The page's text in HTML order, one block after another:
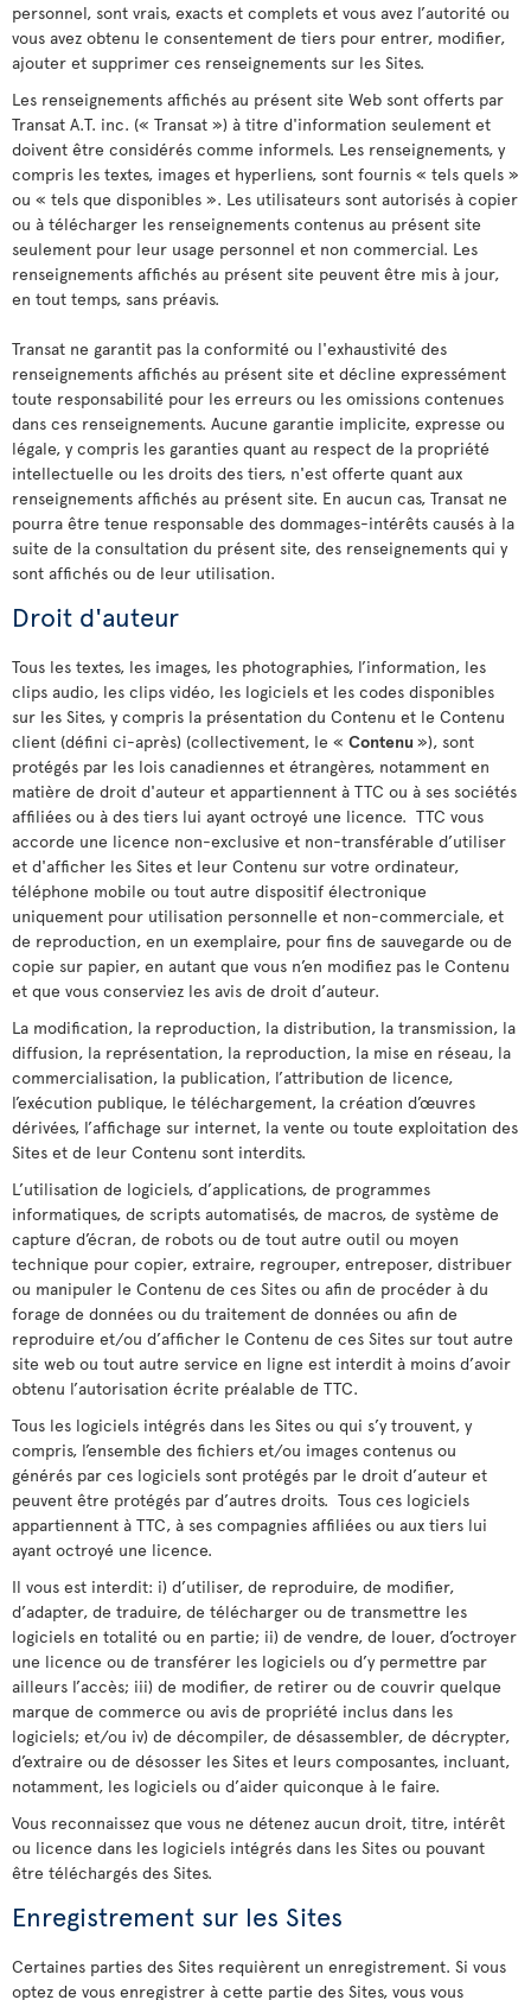
personnel, sont vrais, exacts et complets et vous avez l’autorité ou
vous avez obtenu le consentement de tiers pour entrer, modifier,
ajouter et supprimer ces renseignements sur les Sites.
Les renseignements affichés au présent site Web sont offerts par
Transat A.T. inc. (« Transat ») à titre d'information seulement et
doivent être considérés comme informels. Les renseignements, y
compris les textes, images et hyperliens, sont fournis « tels quels »
ou « tels que disponibles ». Les utilisateurs sont autorisés à copier
ou à télécharger les renseignements contenus au présent site
seulement pour leur usage personnel et non commercial. Les
renseignements affichés au présent site peuvent être mis à jour,
en tout temps, sans préavis.
Transat ne garantit pas la conformité ou l'exhaustivité des
renseignements affichés au présent site et décline expressément
toute responsabilité pour les erreurs ou les omissions contenues
dans ces renseignements. Aucune garantie implicite, expresse ou
légale, y compris les garanties quant au respect de la propriété
intellectuelle ou les droits des tiers, n'est offerte quant aux
renseignements affichés au présent site. En aucun cas, Transat ne
pourra être tenue responsable des dommages-intérêts causés à la
suite de la consultation du présent site, des renseignements qui y
sont affichés ou de leur utilisation.
Droit d'auteur
Tous les textes, les images, les photographies, l’information, les
clips audio, les clips vidéo, les logiciels et les codes disponibles
sur les Sites, y compris la présentation du Contenu et le Contenu
client (défini ci-après) (collectivement, le « Contenu »), sont
protégés par les lois canadiennes et étrangères, notamment en
matière de droit d'auteur et appartiennent à TTC ou à ses sociétés
affiliées ou à des tiers lui ayant octroyé une licence. TTC vous
accorde une licence non-exclusive et non-transférable d’utiliser
et d'afficher les Sites et leur Contenu sur votre ordinateur,
téléphone mobile ou tout autre dispositif électronique
uniquement pour utilisation personnelle et non-commerciale, et
de reproduction, en un exemplaire, pour fins de sauvegarde ou de
copie sur papier, en autant que vous n’en modifiez pas le Contenu
et que vous conserviez les avis de droit d’auteur.
La modification, la reproduction, la distribution, la transmission, la
diffusion, la représentation, la reproduction, la mise en réseau, la
commercialisation, la publication, l’attribution de licence,
l’exécution publique, le téléchargement, la création d’œuvres
dérivées, l’affichage sur internet, la vente ou toute exploitation des
Sites et de leur Contenu sont interdits.
L’utilisation de logiciels, d’applications, de programmes
informatiques, de scripts automatisés, de macros, de système de
capture d’écran, de robots ou de tout autre outil ou moyen
technique pour copier, extraire, regrouper, entreposer, distribuer
ou manipuler le Contenu de ces Sites ou afin de procéder à du
forage de données ou du traitement de données ou afin de
reproduire et/ou d’afficher le Contenu de ces Sites sur tout autre
site web ou tout autre service en ligne est interdit à moins d’avoir
obtenu l’autorisation écrite préalable de TTC.
Tous les logiciels intégrés dans les Sites ou qui s’y trouvent, y
compris, l’ensemble des fichiers et/ou images contenus ou
générés par ces logiciels sont protégés par le droit d’auteur et
peuvent être protégés par d’autres droits. Tous ces logiciels
appartiennent à TTC, à ses compagnies affiliées ou aux tiers lui
ayant octroyé une licence.
Il vous est interdit: i) d’utiliser, de reproduire, de modifier,
d’adapter, de traduire, de télécharger ou de transmettre les
logiciels en totalité ou en partie; ii) de vendre, de louer, d’octroyer
une licence ou de transférer les logiciels ou d’y permettre par
ailleurs l’accès; iii) de modifier, de retirer ou de couvrir quelque
marque de commerce ou avis de propriété inclus dans les
logiciels; et/ou iv) de décompiler, de désassembler, de décrypter,
d’extraire ou de désosser les Sites et leurs composantes, incluant,
notamment, les logiciels ou d’aider quiconque à le faire.
Vous reconnaissez que vous ne détenez aucun droit, titre, intérêt
ou licence dans les logiciels intégrés dans les Sites ou pouvant
être téléchargés des Sites.
Enregistrement sur les Sites
Certaines parties des Sites requièrent un enregistrement. Si vous
optez de vous enregistrer à cette partie des Sites, vous vous